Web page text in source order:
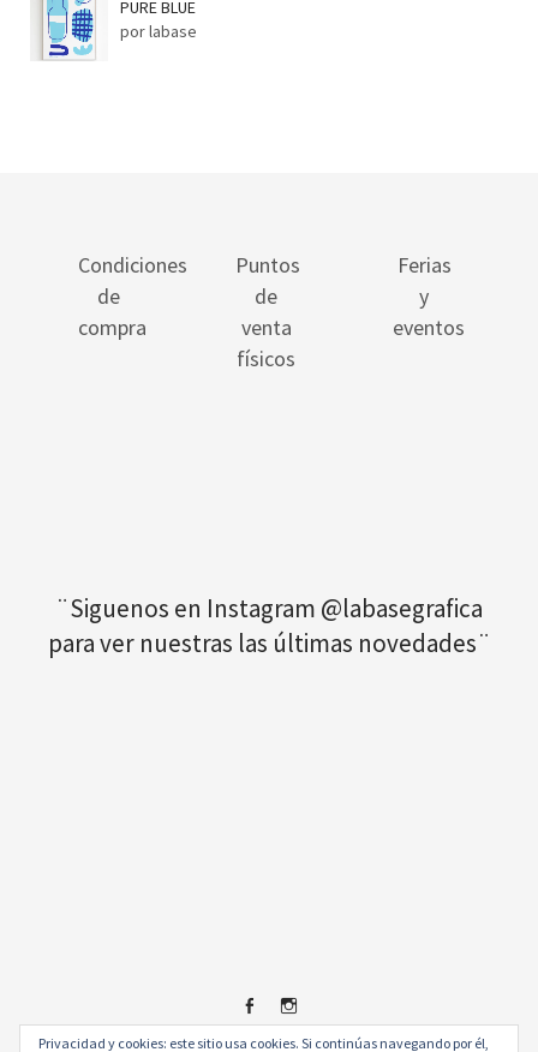
PURE BLUE
por labase
Condiciones
de
compra
Puntos
de
venta
físicos
Ferias
y
eventos
¨Siguenos en Instagram @labasegrafica
para ver nuestras las últimas novedades¨
FacebookInstagram
Privacidad y cookies: este sitio usa cookies. Si continúas navegando por él,